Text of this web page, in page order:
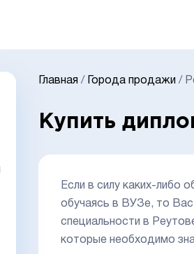
Главная / Города продажи /
Купить
Если в силу каких-либо
обучаясь в ВУЗе, то Вас
специальности в
которые необходимо